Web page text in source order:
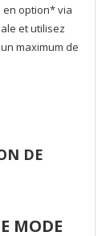
en option* via
et utilisez
maximum de
DE
MODE